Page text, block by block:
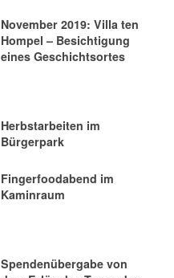
November 2019: Villa ten
Hompel – Besichtigung
eines Geschichtsortes
Herbstarbeiten im
Bürgerpark
Fingerfoodabend im
Kaminraum
Spendenübergabe von